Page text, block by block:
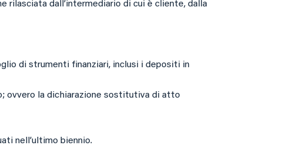
rilasciata dall’intermediario di cui è cliente, dalla
di strumenti finanziari, inclusi i depositi in
ovvero la dichiarazione sostitutiva di atto
nell’ultimo biennio.